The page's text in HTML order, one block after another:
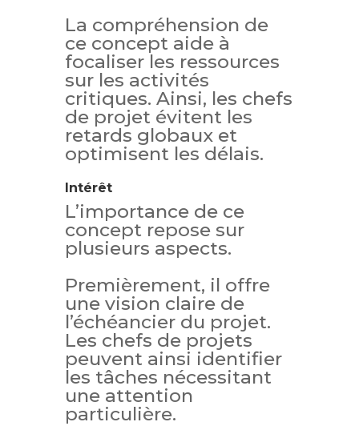
La compréhension de
ce concept aide à
focaliser les ressources
sur les activités
critiques. Ainsi, les chefs
de projet évitent les
retards globaux et
optimisent les délais.
Intérêt
L’importance de ce
concept repose sur
plusieurs aspects.
Premièrement, il offre
une vision claire de
l’échéancier du projet.
Les chefs de projets
peuvent ainsi identifier
les tâches nécessitant
une attention
particulière.